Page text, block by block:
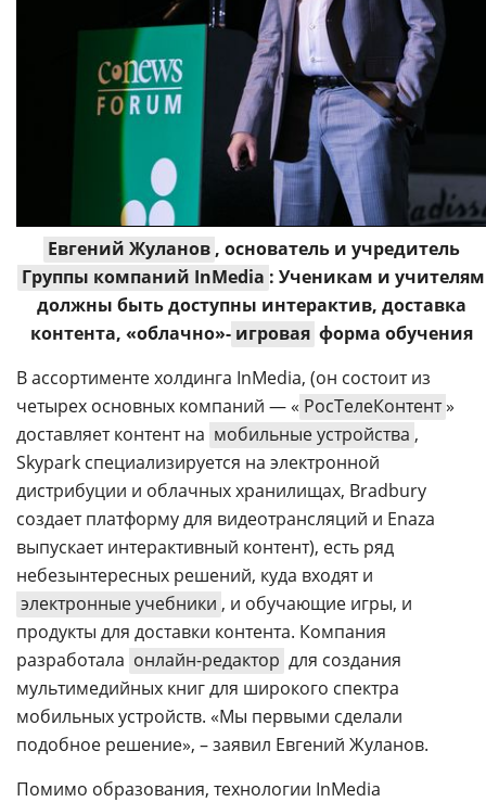
Евгений Жуланов , основатель и учредитель
Группы компаний InMedia : Ученикам и учителям
должны быть доступны интерактив, доставка
контента, «облачно»- игровая форма обучения
В ассортименте холдинга InMedia, (он состоит из
четырех основных компаний — « РосТелеКонтент»
доставляет контент на мобильные устройства ,
Skypark специализируется на электронной
дистрибуции и облачных хранилищах, Bradbury
создает платформу для видеотрансляций и Enaza
выпускает интерактивный контент), есть ряд
небезынтересных решений, куда входят и
электронные учебники , и обучающие игры, и
продукты для доставки контента. Компания
разработала онлайн-редактор для создания
мультимедийных книг для широкого спектра
мобильных устройств. «Мы первыми сделали
подобное решение», – заявил Евгений Жуланов.
Помимо образования, технологии InMedia